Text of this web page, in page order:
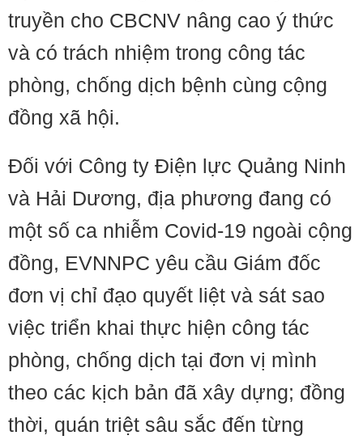
truyền cho CBCNV nâng cao ý thức
và có trách nhiệm trong công tác
phòng, chống dịch bệnh cùng cộng
đồng xã hội.
Đối với Công ty Điện lực Quảng Ninh
và Hải Dương, địa phương đang có
một số ca nhiễm Covid-19 ngoài cộng
đồng, EVNNPC yêu cầu Giám đốc
đơn vị chỉ đạo quyết liệt và sát sao
việc triển khai thực hiện công tác
phòng, chống dịch tại đơn vị mình
theo các kịch bản đã xây dựng; đồng
thời, quán triệt sâu sắc đến từng